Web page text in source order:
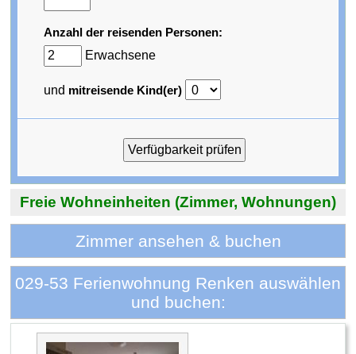
Anzahl der reisenden Personen:
Erwachsene
und mitreisende Kind(er)
Freie Wohneinheiten (Zimmer, Wohnungen)
Zimmer ansehen & buchen
029-53 Ferienwohnung Renken auswählen
und buchen: